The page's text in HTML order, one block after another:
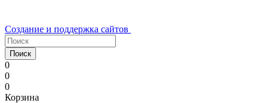
Создание и поддержка сайтов
Поиск
0
0
0
Корзина